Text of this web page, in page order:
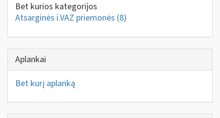
Bet kurios kategorijos
Atsarginės i.VAZ priemonės (8)
Aplankai
Bet kurį aplanką